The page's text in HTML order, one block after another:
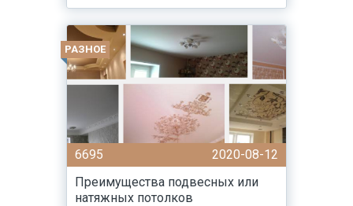
РАЗНОЕ
6695
2020-08-12
Преимущества подвесных или
натяжных потолков